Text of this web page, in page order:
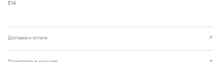
Е14
Доставка и оплата ↗